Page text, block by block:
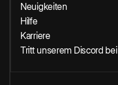
Neuigkeiten
Hilfe
Karriere
Tritt unserem Discord bei